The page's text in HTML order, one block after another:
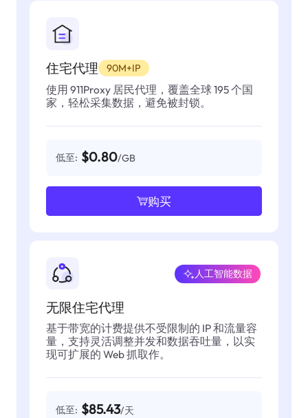
住宅代理 90M+IP
使用 911Proxy 居民代理，覆盖全球 195 个国
家，轻松采集数据，避免被封锁。
低至: $0.80/GB
购买
无限住宅代理
人工智能数据
基于带宽的计费提供不受限制的 IP 和流量容
量，支持灵活调整并发和数据吞吐量，以实
现可扩展的 Web 抓取作。
低至: $85.43/天